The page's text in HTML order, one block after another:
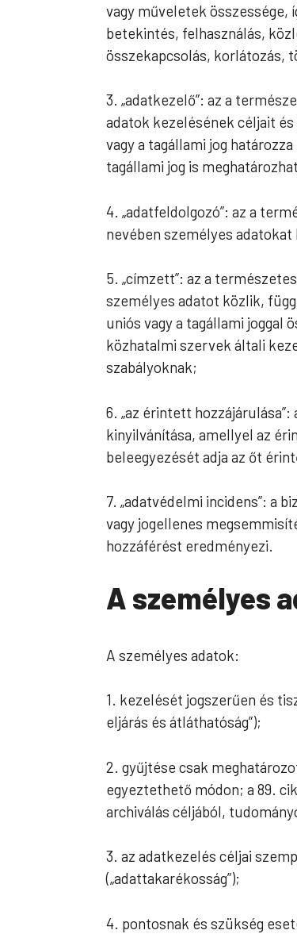
vagy műveletek összessége,
betekintés, felhasználás,
összekapcsolás, korlátozás,
3. „adatkezelő”: az a
adatok kezelésének céljait
vagy a tagállami jog
tagállami jog is
4. „adatfeldolgozó”: az a
nevében személyes adatokat
5. „címzett”: az a
személyes adatot közlik,
uniós vagy a tagállami
közhatalmi szervek általi
szabályoknak;
6. „az érintett
kinyilvánítása, amellyel az
beleegyezését adja az őt
7. „adatvédelmi incidens”: a
vagy jogellenes
hozzáférést eredményezi.
A személyes
A személyes adatok:
1. kezelését jogszerűen és
eljárás és átláthatóság”);
2. gyűjtése csak
egyeztethető módon; a 89.
archiválás céljából,
3. az adatkezelés céljai
(„adattakarékosság”);
4. pontosnak és szükség